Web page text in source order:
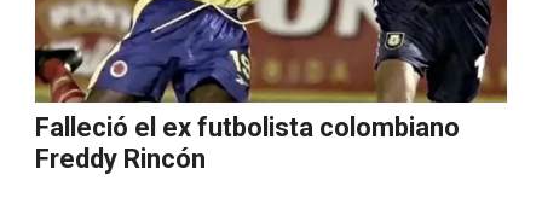
Falleció el ex futbolista colombiano
Freddy Rincón